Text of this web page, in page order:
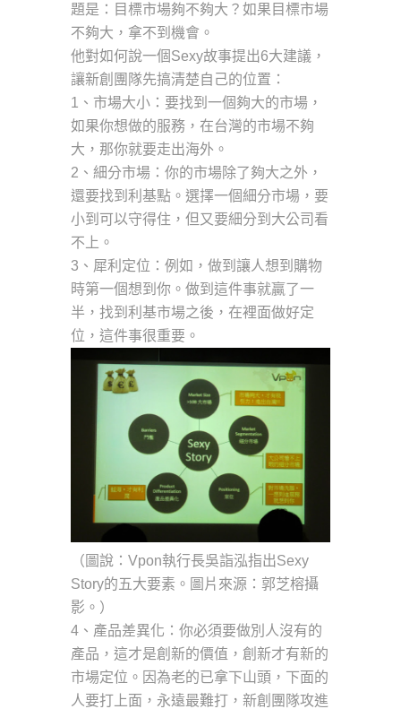
題是：目標市場夠不夠大？如果目標市場
不夠大，拿不到機會。
他對如何說一個Sexy故事提出6大建議，
讓新創團隊先搞清楚自己的位置：
1、市場大小：要找到一個夠大的市場，
如果你想做的服務，在台灣的市場不夠
大，那你就要走出海外。
2、細分市場：你的市場除了夠大之外，
還要找到利基點。選擇一個細分市場，要
小到可以守得住，但又要細分到大公司看
不上。
3、犀利定位：例如，做到讓人想到購物
時第一個想到你。做到這件事就贏了一
半，找到利基市場之後，在裡面做好定
位，這件事很重要。
（圖說：Vpon執行長吳詣泓指出Sexy
Story的五大要素。圖片來源：郭芝榕攝
影。）
4、產品差異化：你必須要做別人沒有的
產品，這才是創新的價值，創新才有新的
市場定位。因為老的已拿下山頭，下面的
人要打上面，永遠最難打，新創團隊攻進